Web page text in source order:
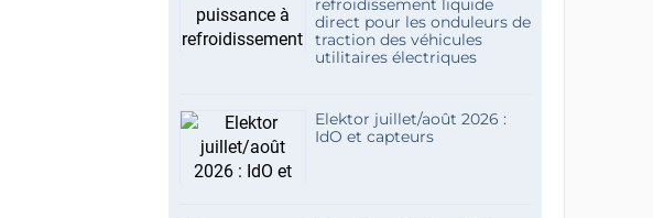
refroidissement liquide
direct pour les onduleurs de
traction des véhicules
utilitaires électriques
Elektor juillet/août 2026 :
IdO et capteurs